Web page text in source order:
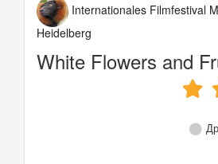
Internationales Filmfestival
Heidelberg
White Flowers and